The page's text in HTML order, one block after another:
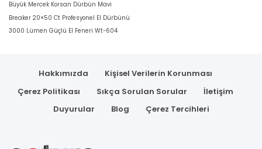
Büyük Mercek Korsan Dürbün Mavi
Breaker 20×50 Ct Profesyonel El Dürbünü
3000 Lümen Güçlü El Feneri Wt-604
Hakkımızda
Kişisel Verilerin Korunması
Çerez Politikası
Sıkça Sorulan Sorular
İletişim
Duyurular
Blog Çerez Tercihleri